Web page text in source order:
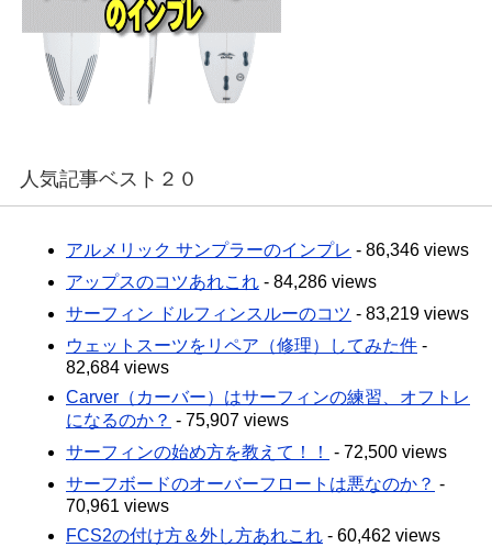
人気記事ベスト２０
アルメリック サンプラーのインプレ - 86,346 views
アップスのコツあれこれ - 84,286 views
サーフィン ドルフィンスルーのコツ - 83,219 views
ウェットスーツをリペア（修理）してみた件 -
82,684 views
Carver（カーバー）はサーフィンの練習、オフトレ
になるのか？ - 75,907 views
サーフィンの始め方を教えて！！
- 72,500 views
サーフボードのオーバーフロートは悪なのか？ -
70,961 views
FCS2の付け方＆外し方あれこれ - 60,462 views